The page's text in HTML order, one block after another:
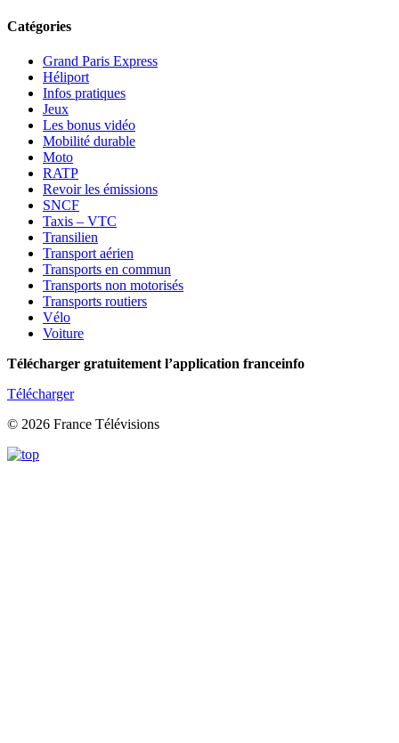
Catégories
Grand Paris Express
Héliport
Infos pratiques
Jeux
Les bonus vidéo
Mobilité durable
Moto
RATP
Revoir les émissions
SNCF
Taxis – VTC
Transilien
Transport aérien
Transports en commun
Transports non motorisés
Transports routiers
Vélo
Voiture
Télécharger gratuitement l’application franceinfo
Télécharger
© 2026 France Télévisions